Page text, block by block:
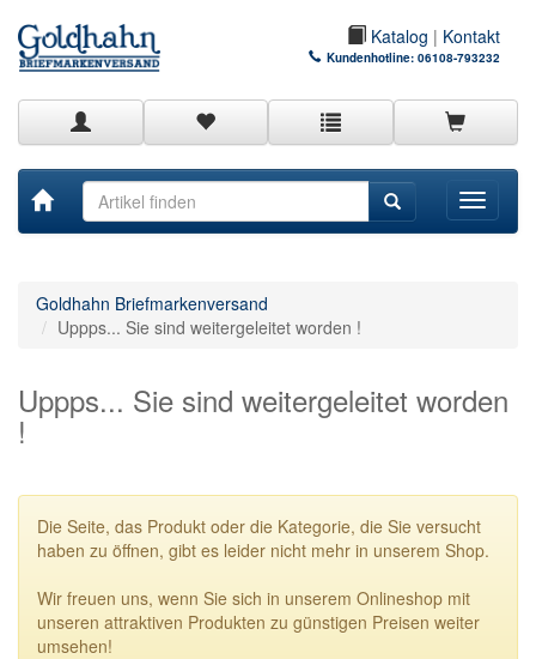
Katalog | Kontakt
Kundenhotline: 06108-793232
Toggle
Goldhahn Briefmarkenversand
Uppps... Sie sind weitergeleitet worden !
Uppps... Sie sind weitergeleitet worden
!
Die Seite, das Produkt oder die Kategorie, die Sie versucht
haben zu öffnen, gibt es leider nicht mehr in unserem Shop.
Wir freuen uns, wenn Sie sich in unserem Onlineshop mit
unseren attraktiven Produkten zu günstigen Preisen weiter
umsehen!